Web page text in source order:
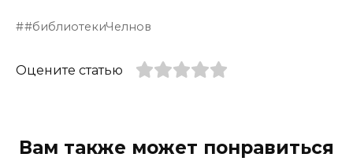
#библиотекиЧелнов
Оцените статью
Вам также может понравиться